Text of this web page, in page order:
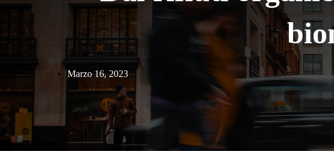
Marzo 16, 2023